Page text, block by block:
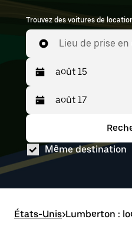
Trouvez des voitures de
Lieu de prise en
Appuyez
sur
la
vers
le
bas
calendrier
Période
sélectionnée :
août
au août
17
sur
la
flèche
interagir
sélectionnée :
août
15
Même destination
États-Unis>Lumberton :